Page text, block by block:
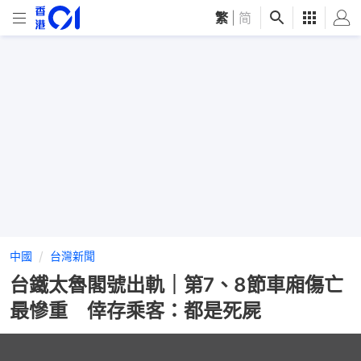
繁 简
中國 台灣新聞
台鐵太魯閣號出軌｜第7、8節車廂傷亡
最慘重 倖存乘客：都是死屍